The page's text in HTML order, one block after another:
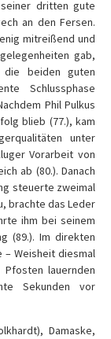
dritten gute
an den Fersen.
mitreißend und
gab,
beiden guten
Schlussphase
Phil Pulkus
blieb (77.), kam
unter
Vorarbeit von
ab (80.). Danach
steuerte zweimal
brachte das Leder
ihm bei seinem
(89.). Im direkten
– Weisheit diesmal
lauernden
Sekunden vor
Damaske,